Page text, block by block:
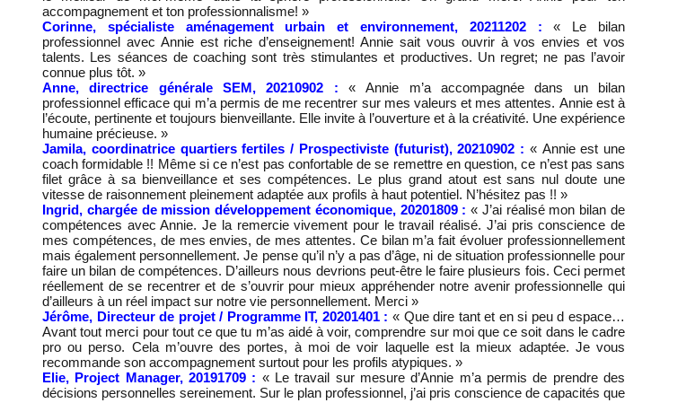
accompagnement et ton professionnalisme! »
Corinne, spécialiste aménagement urbain et environnement, 20211202 :« Le bilan
professionnel avec Annie est riche d’enseignement! Annie sait vous ouvrir à vos envies et vos
talents. Les séances de coaching sont très stimulantes et productives. Un regret; ne pas l’avoir
connue plus tôt. »
Anne, directrice générale SEM, 20210902 : « Annie m’a accompagnée dans un bilan
professionnel efficace qui m’a permis de me recentrer sur mes valeurs et mes attentes. Annie est à
l’écoute, pertinente et toujours bienveillante. Elle invite à l’ouverture et à la créativité. Une expérience
humaine précieuse. »
Jamila, coordinatrice quartiers fertiles / Prospectiviste (futurist), 20210902 : « Annie est une
coach formidable !! Même si ce n’est pas confortable de se remettre en question, ce n’est pas sans
filet grâce à sa bienveillance et ses compétences. Le plus grand atout est sans nul doute une
vitesse de raisonnement pleinement adaptée aux profils à haut potentiel. N’hésitez pas !! »
Ingrid, chargée de mission développement économique, 20201809 :« J’ai réalisé mon bilan de
compétences avec Annie. Je la remercie vivement pour le travail réalisé. J’ai pris conscience de
mes compétences, de mes envies, de mes attentes. Ce bilan m’a fait évoluer professionnellement
mais également personnellement. Je pense qu’il n’y a pas d’âge, ni de situation professionnelle pour
faire un bilan de compétences. D’ailleurs nous devrions peut-être le faire plusieurs fois. Ceci permet
réellement de se recentrer et de s’ouvrir pour mieux appréhender notre avenir professionnelle qui
d’ailleurs à un réel impact sur notre vie personnellement. Merci »
Jérôme, Directeur de projet / Programme IT, 20201401 : « Que dire tant et en si peu d espace…
Avant tout merci pour tout ce que tu m’as aidé à voir, comprendre sur moi que ce soit dans le cadre
pro ou perso. Cela m’ouvre des portes, à moi de voir laquelle est la mieux adaptée. Je vous
recommande son accompagnement surtout pour les profils atypiques. »
Elie, Project Manager, 20191709 : « Le travail sur mesure d’Annie m’a permis de prendre des
décisions personnelles sereinement. Sur le plan professionnel, j’ai pris conscience de capacités que